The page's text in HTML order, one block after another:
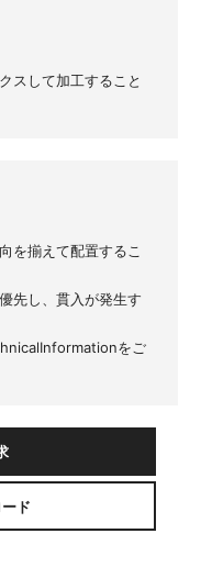
スして加工すること
を揃えて配置するこ
先し、貫入が発生す
をご
ド